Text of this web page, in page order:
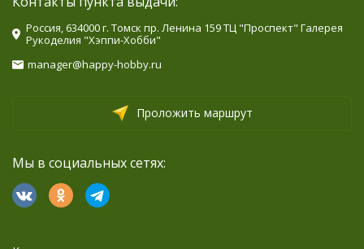
Россия, 634000 г. Томск пр. Ленина 159 ТЦ "Проспект" Галерея
Рукоделия "Хэппи-Хобби"
manager@happy-hobby.ru
Проложить маршрут
Мы в социальных сетях: